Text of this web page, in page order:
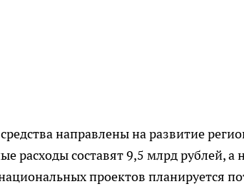
направлены на развитие
расходы составят 9,5 млрд рублей,
проектов планируется